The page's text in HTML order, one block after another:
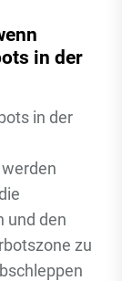
in der
in der
und den
zu